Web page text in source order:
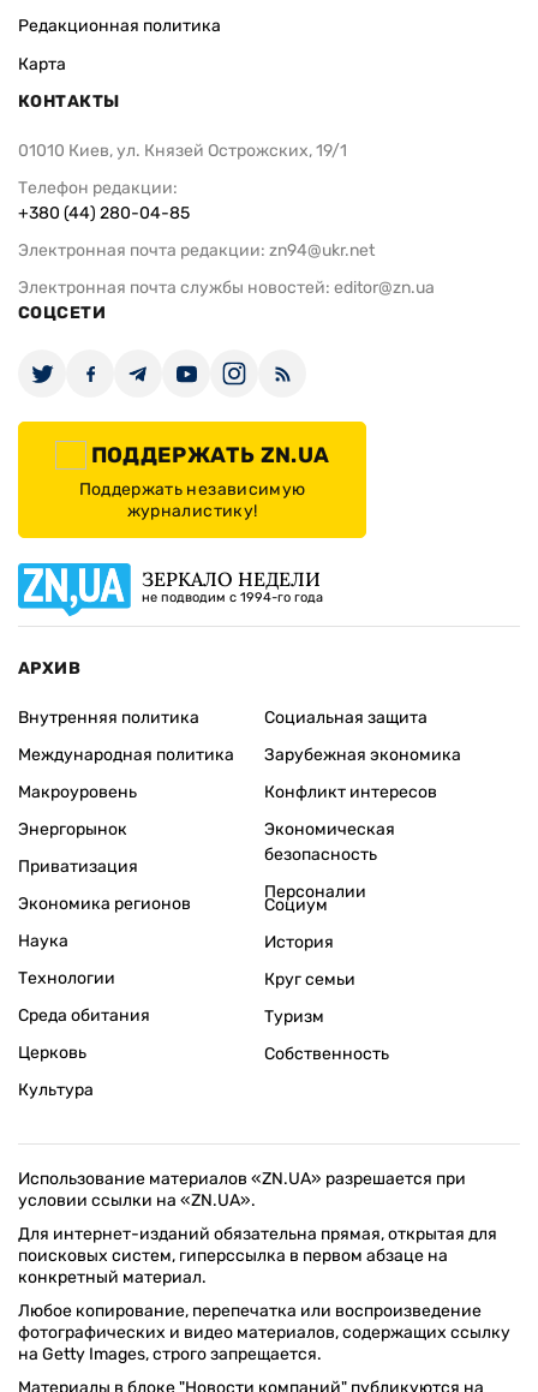
Редакционная политика
Карта
КОНТАКТЫ
01010 Киев, ул. Князей Острожских, 19/1
Телефон редакции:
+380 (44) 280-04-85
Электронная почта редакции: zn94@ukr.net
Электронная почта службы новостей: editor@zn.ua
СОЦСЕТИ
ПОДДЕРЖАТЬ ZN.UA
Поддержать независимую
журналистику!
ЗЕРКАЛО НЕДЕЛИ
не подводим с 1994-го года
АРХИВ
Внутренняя политика
Международная политика
Макроуровень
Энергорынок
Приватизация
Экономика регионов
Социальная защита
Зарубежная экономика
Конфликт интересов
Экономическая
безопасность
Персоналии
Наука
Технологии
Среда обитания
Церковь
Культура
Социум
История
Круг семьи
Туризм
Собственность
Использование материалов «ZN.UA» разрешается при
условии ссылки на «ZN.UA».
Для интернет-изданий обязательна прямая, открытая для
поисковых систем, гиперссылка в первом абзаце на
конкретный материал.
Любое копирование, перепечатка или воспроизведение
фотографических и видео материалов, содержащих ссылку
на Getty Images, строго запрещается.